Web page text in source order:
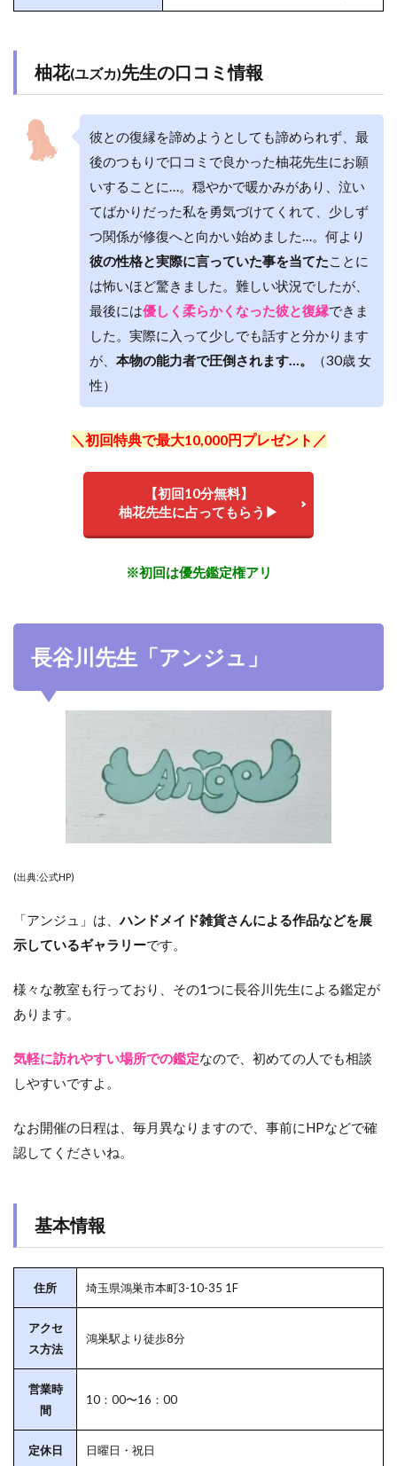
柚花(ユズカ)先生の口コミ情報
彼との復縁を諦めようとしても諦められず、最
後のつもりで口コミで良かった柚花先生にお願
いすることに…。穏やかで暖かみがあり、泣い
てばかりだった私を勇気づけてくれて、少しず
つ関係が修復へと向かい始めました…。何より
彼の性格と実際に言っていた事を当てたことに
は怖いほど驚きました。難しい状況でしたが、
最後には優しく柔らかくなった彼と復縁できま
した。実際に入って少しでも話すと分かります
が、 本物の能力者で圧倒されます…。
（30歳 女
性）
＼初回特典で最大10,000円プレゼント／
【初回10分無料】
柚花先生に占ってもらう▶
※初回は優先鑑定権アリ
長谷川先生「アンジュ」
(出典:公式HP)
「アンジュ」は、ハンドメイド雑貨さんによる作品などを展
示しているギャラリーです。
様々な教室も行っており、その1つに長谷川先生による鑑定が
あります。
気軽に訪れやすい場所での鑑定なので、初めての人でも相談
しやすいですよ。
なお開催の日程は、毎月異なりますので、事前にHPなどで確
認してくださいね。
基本情報
住所 埼玉県鴻巣市本町3-10-35 1F
アクセ
ス方法
鴻巣駅より徒歩8分
営業時
間
10：00〜16：00
定休日 日曜日・祝日